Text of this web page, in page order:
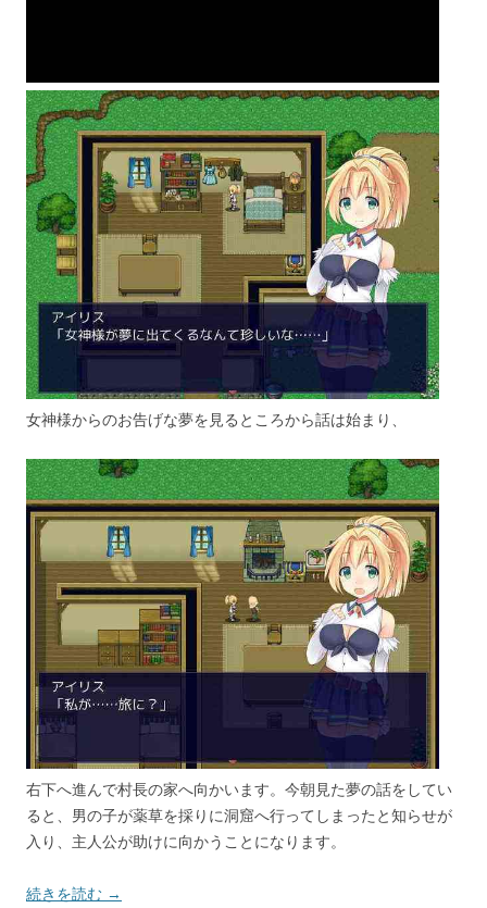
女神様からのお告げな夢を見るところから話は始まり、
右下へ進んで村長の家へ向かいます。今朝見た夢の話をしてい
ると、男の子が薬草を採りに洞窟へ行ってしまったと知らせが
入り、主人公が助けに向かうことになります。
続きを読む →